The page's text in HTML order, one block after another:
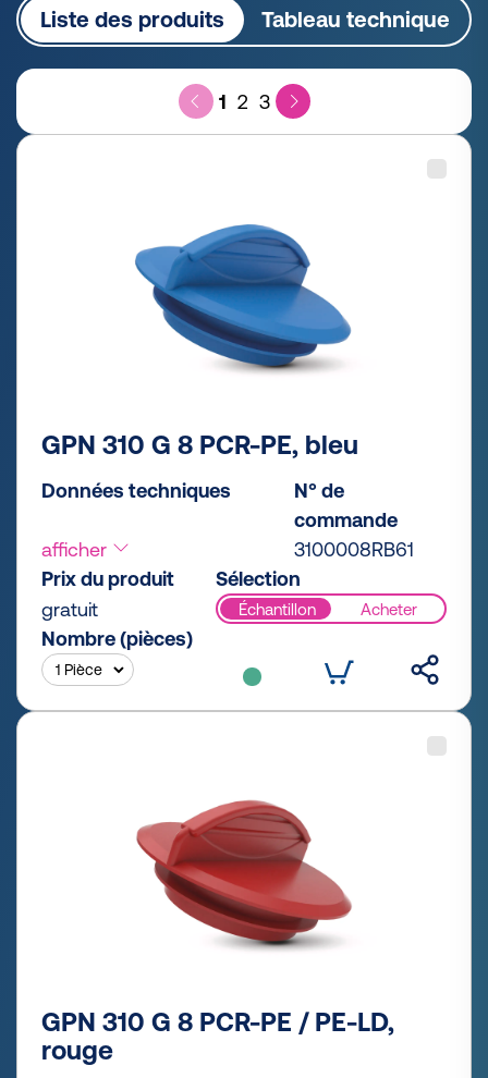
Liste des produits Tableau technique
1 2 3
GPN 310 G 8 PCR-PE, bleu
Données techniques
afficher
N° de
commande
3100008RB61
Prix du produit
gratuit
Sélection
Échantillon Acheter
Nombre (pièces)
GPN 310 G 8 PCR-PE / PE-LD,
rouge